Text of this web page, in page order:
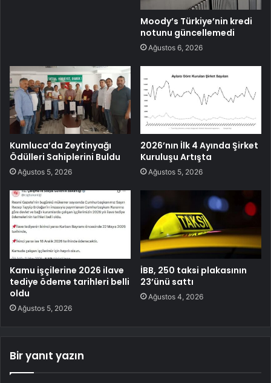
Moody’s Türkiye’nin kredi
notunu güncellemedi
Ağustos 6, 2026
Kumluca’da Zeytinyağı
Ödülleri Sahiplerini Buldu
Ağustos 5, 2026
2026’nın İlk 4 Ayında Şirket
Kuruluşu Artışta
Ağustos 5, 2026
Kamu işçilerine 2026 ilave
tediye ödeme tarihleri belli
oldu
Ağustos 5, 2026
İBB, 250 taksi plakasının
23’ünü sattı
Ağustos 4, 2026
Bir yanıt yazın